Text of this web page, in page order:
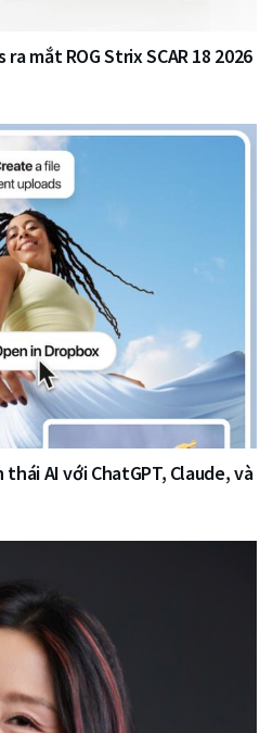
mắt ROG Strix SCAR 18 2026
AI với ChatGPT, Claude, và